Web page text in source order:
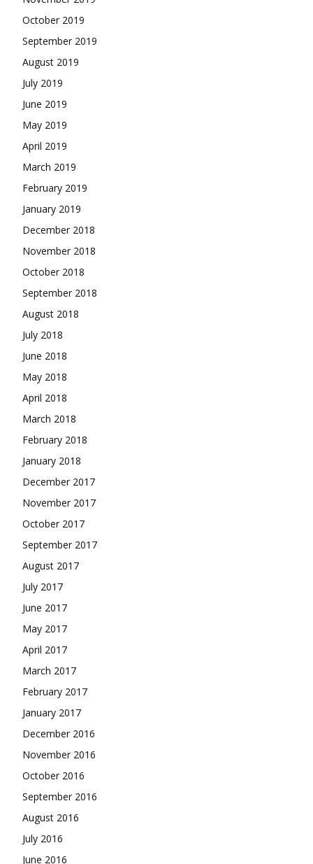
October 2019
September 2019
August 2019
July 2019
June 2019
May 2019
April 2019
March 2019
February 2019
January 2019
December 2018
November 2018
October 2018
September 2018
August 2018
July 2018
June 2018
May 2018
April 2018
March 2018
February 2018
January 2018
December 2017
November 2017
October 2017
September 2017
August 2017
July 2017
June 2017
May 2017
April 2017
March 2017
February 2017
January 2017
December 2016
November 2016
October 2016
September 2016
August 2016
July 2016
June 2016